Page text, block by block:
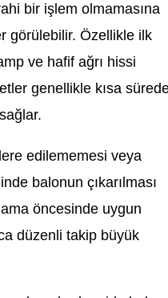
bir işlem olmamasına
görülebilir. Özellikle ilk
ve hafif ağrı hissi
genellikle kısa
edilememesi veya
balonun çıkarılması
öncesinde uygun
düzenli takip büyük